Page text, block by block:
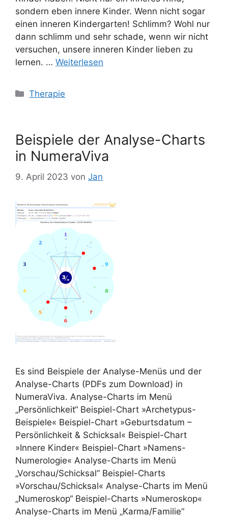
sondern eben innere Kinder. Wenn nicht sogar
einen inneren Kindergarten! Schlimm? Wohl nur
dann schlimm und sehr schade, wenn wir nicht
versuchen, unsere inneren Kinder lieben zu
lernen. … Weiterlesen
Kategorien
Therapie
Beispiele der Analyse-Charts
in NumeraViva
9. April 2023 von Jan
Es sind Beispiele der Analyse-Menüs und der
Analyse-Charts (PDFs zum Download) in
NumeraViva. Analyse-Charts im Menü
„Persönlichkeit“ Beispiel-Chart »Archetypus-
Beispiele« Beispiel-Chart »Geburtsdatum –
Persönlichkeit & Schicksal« Beispiel-Chart
»Innere Kinder« Beispiel-Chart »Namens-
Numerologie« Analyse-Charts im Menü
„Vorschau/Schicksal“ Beispiel-Charts
»Vorschau/Schicksal« Analyse-Charts im Menü
„Numeroskop“ Beispiel-Charts »Numeroskop«
Analyse-Charts im Menü „Karma/Familie“